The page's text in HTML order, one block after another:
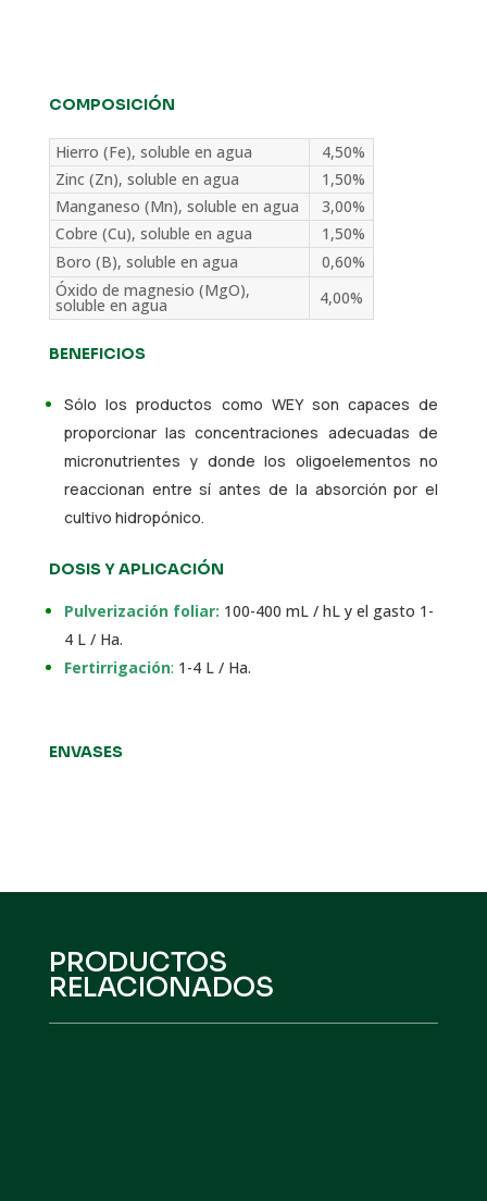
COMPOSICIÓN
Hierro (Fe), soluble en agua
4,50%
Zinc (Zn), soluble en agua
1,50%
Manganeso (Mn), soluble en agua
3,00%
Cobre (Cu), soluble en agua
1,50%
Boro (B), soluble en agua
0,60%
Óxido de magnesio (MgO),
soluble en agua 4,00%
BENEFICIOS
Sólo los productos como WEY son capaces de
proporcionar las concentraciones adecuadas de
micronutrientes y donde los oligoelementos no
reaccionan entre sí antes de la absorción por el
cultivo hidropónico.
DOSIS Y APLICACIÓN
Pulverización foliar: 100-400 mL / hL y el gasto 1-
4 L / Ha.
Fertirrigación: 1-4 L / Ha.
ENVASES
PRODUCTOS
RELACIONADOS